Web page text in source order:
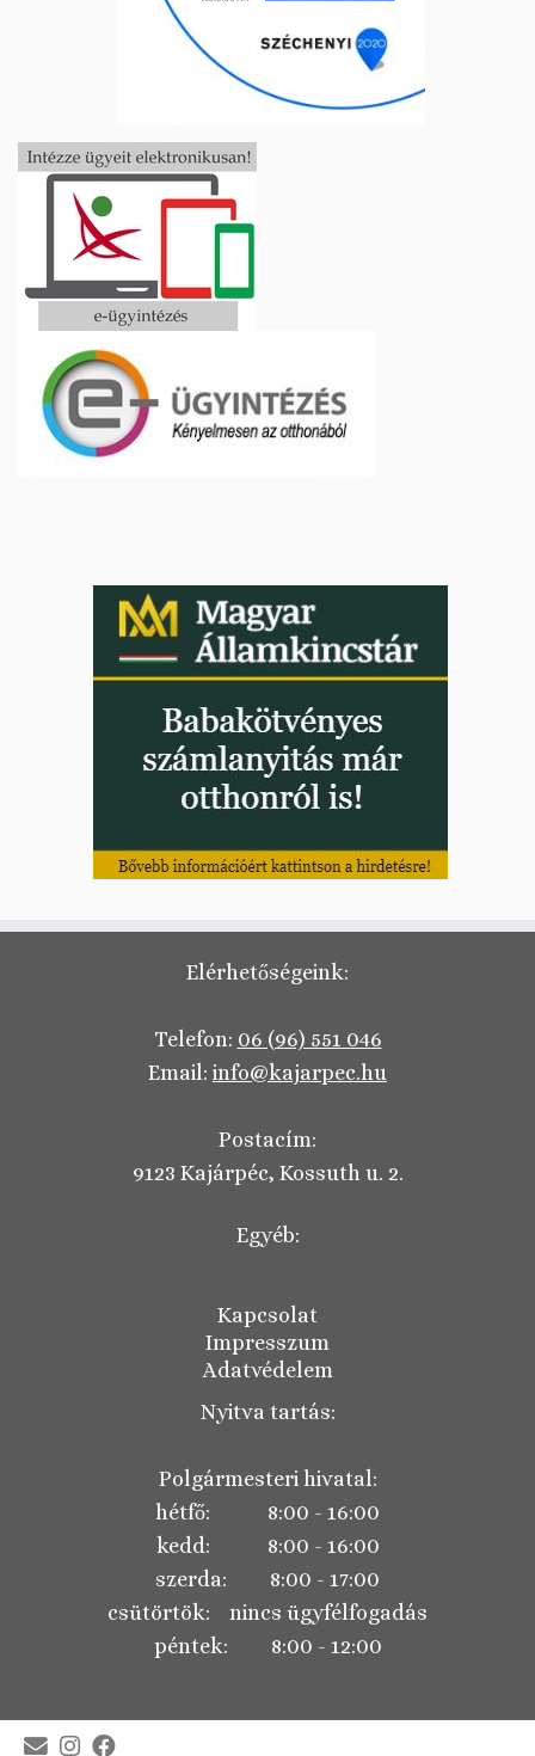
Elérhetőségeink:
Telefon: 06 (96) 551 046
Email: info@kajarpec.hu
Postacím:
9123 Kajárpéc, Kossuth u. 2.
Egyéb:
Kapcsolat
Impresszum
Adatvédelem
Nyitva tartás:
Polgármesteri hivatal:
hétfő: 8:00 - 16:00
kedd: 8:00 - 16:00
szerda: 8:00 - 17:00
csütörtök: nincs ügyfélfogadás
péntek: 8:00 - 12:00